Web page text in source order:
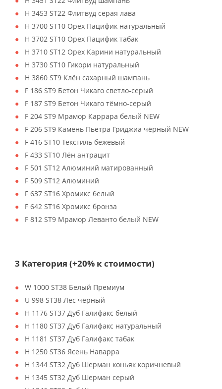
H 3453 ST22 Флитвуд серая лава
H 3700 ST10 Орех Пацифик натуральный
H 3702 ST10 Орех Пацифик табак
H 3710 ST12 Орех Карини натуральный
H 3730 ST10 Гикори натуральный
H 3860 ST9 Клён сахарный шампань
F 186 ST9 Бетон Чикаго светло-серый
F 187 ST9 Бетон Чикаго тёмно-серый
F 204 ST9 Мрамор Каррара белый NEW
F 206 ST9 Камень Пьетра Гриджиа чёрный NEW
F 416 ST10 Текстиль бежевый
F 433 ST10 Лён антрацит
F 501 ST12 Алюминий матированный
F 509 ST12 Алюминий
F 637 ST16 Хромикс белый
F 642 ST16 Хромикс бронза
F 812 ST9 Мрамор Леванто белый NEW
3 Категория (+20% к стоимости)
W 1000 ST38 Белый Премиум
U 998 ST38 Лес чёрный
H 1176 ST37 Дуб Галифакс белый
H 1180 ST37 Дуб Галифакс натуральный
H 1181 ST37 Дуб Галифакс табак
H 1250 ST36 Ясень Наварра
H 1344 ST32 Дуб Шерман коньяк коричневый
H 1345 ST32 Дуб Шерман серый